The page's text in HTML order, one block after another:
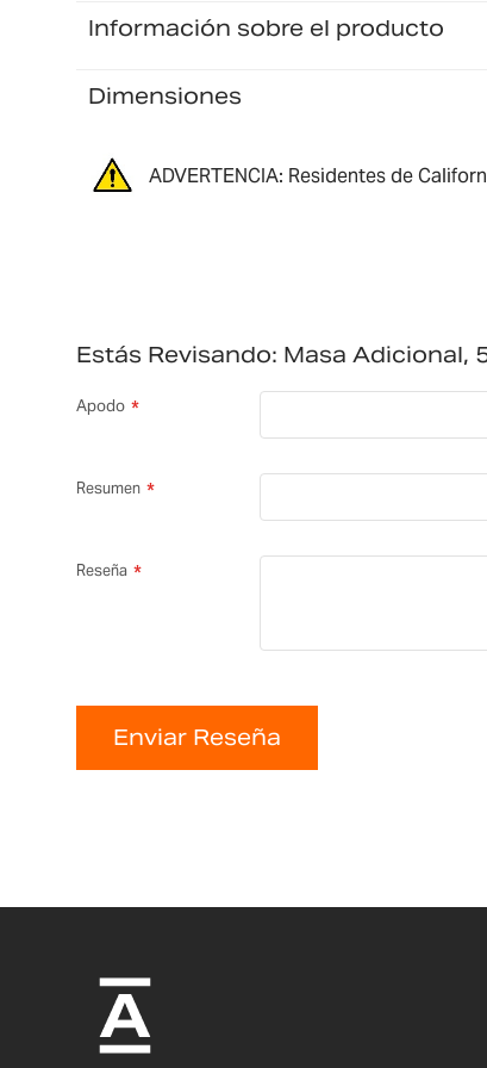
Información sobre el producto
Dimensiones
ADVERTENCIA: Residentes de
Estás Revisando: Masa Adicional,
Apodo
Resumen
Reseña
Enviar Reseña